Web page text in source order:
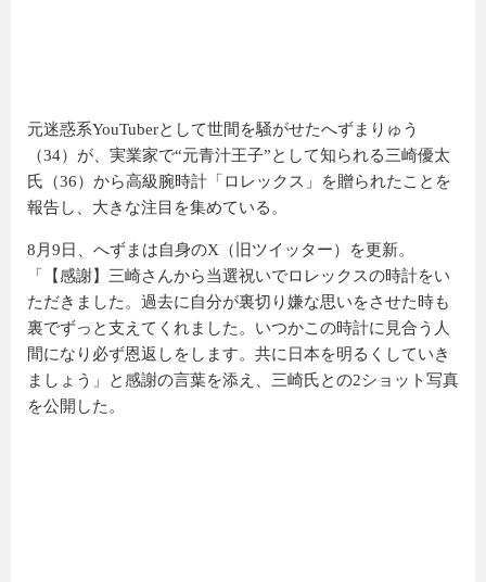
元迷惑系YouTuberとして世間を騒がせたへずまりゅう
（34）が、実業家で“元青汁王子”として知られる三崎優太
氏（36）から高級腕時計「ロレックス」を贈られたことを
報告し、大きな注目を集めている。
8月9日、へずまは自身のX（旧ツイッター）を更新。
「【感謝】三崎さんから当選祝いでロレックスの時計をい
ただきました。過去に自分が裏切り嫌な思いをさせた時も
裏でずっと支えてくれました。いつかこの時計に見合う人
間になり必ず恩返しをします。共に日本を明るくしていき
ましょう」と感謝の言葉を添え、三崎氏との2ショット写真
を公開した。